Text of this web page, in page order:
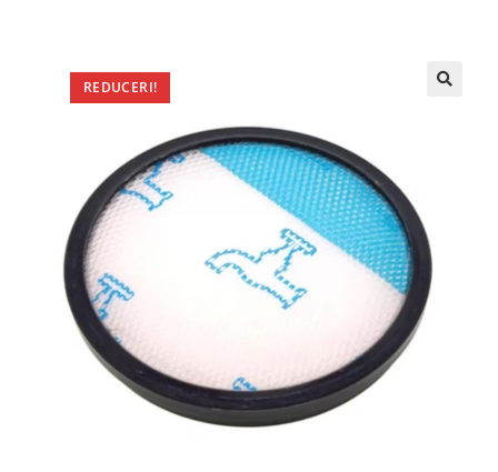
REDUCERI!